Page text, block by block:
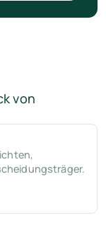
von